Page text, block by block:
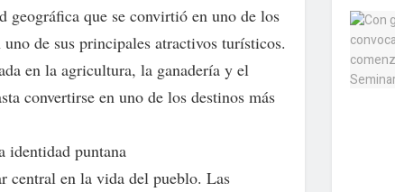
geográfica que se convirtió en uno de los
de sus principales atractivos turísticos.
en la agricultura, la ganadería y el
convertirse en uno de los destinos más
identidad puntana
central en la vida del pueblo. Las